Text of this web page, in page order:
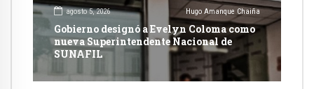
agosto 5, 2026 Hugo Amanque Chaiña
Gobierno designó a Evelyn Coloma como
nueva Superintendente Nacional de
SUNAFIL